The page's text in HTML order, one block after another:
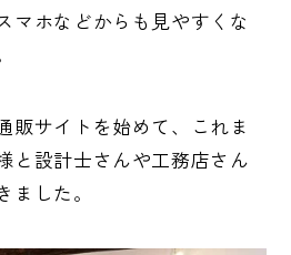
マホなどからも見やすくな
販サイトを始めて、これま
と設計士さんや工務店さん
ました。